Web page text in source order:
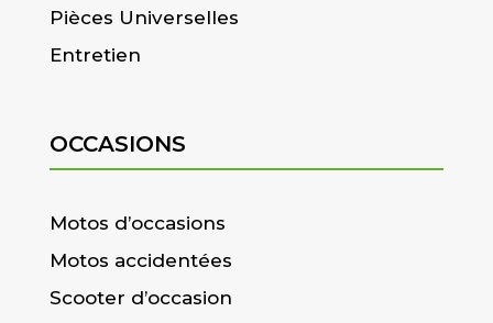
Pièces Universelles
Entretien
OCCASIONS
Motos d’occasions
Motos accidentées
Scooter d’occasion